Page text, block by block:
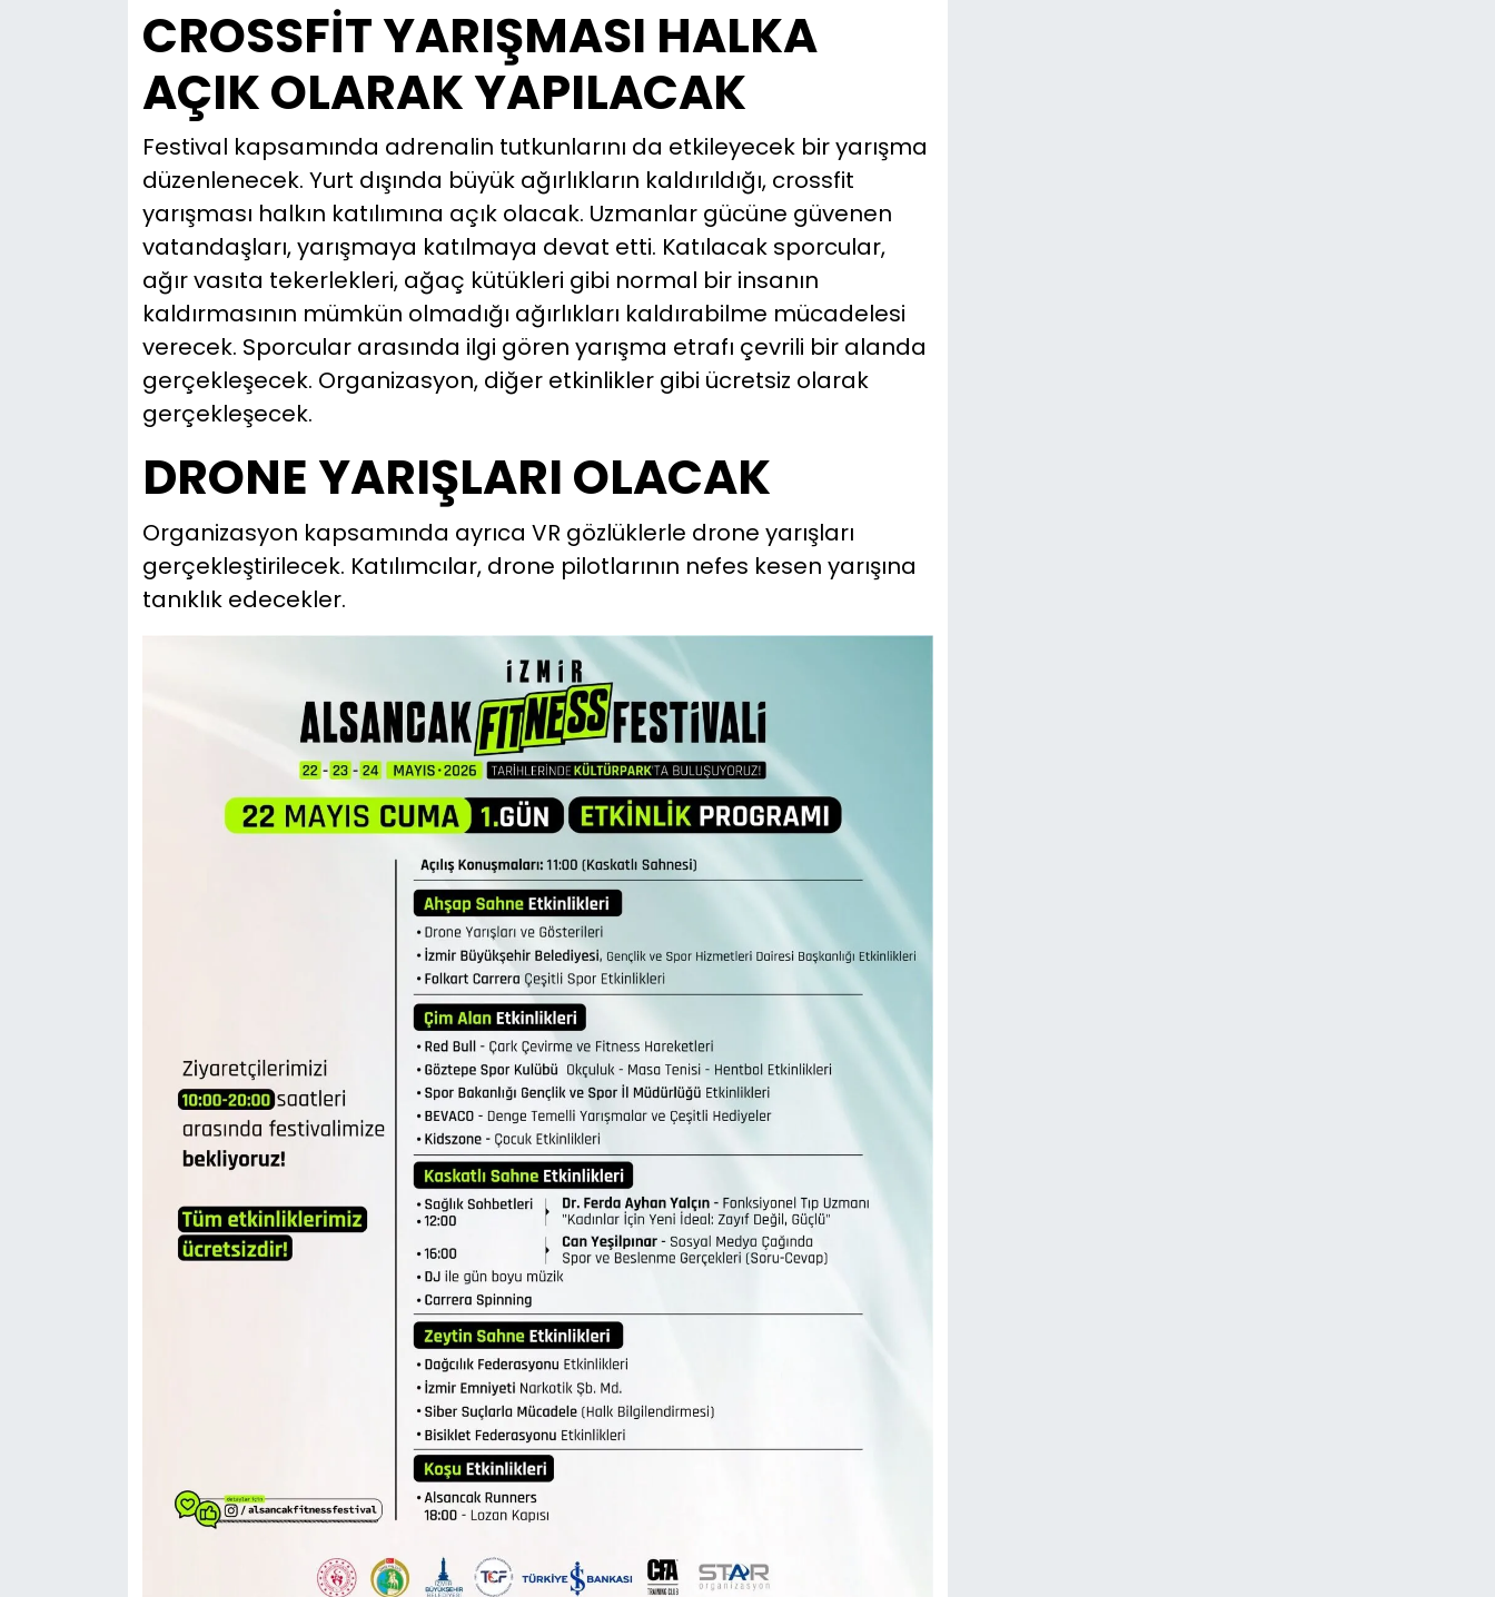
CROSSFİT YARIŞMASI HALKA
AÇIK OLARAK YAPILACAK
Festival kapsamında adrenalin tutkunlarını da etkileyecek bir yarışma
düzenlenecek. Yurt dışında büyük ağırlıkların kaldırıldığı, crossfit
yarışması halkın katılımına açık olacak. Uzmanlar gücüne güvenen
vatandaşları, yarışmaya katılmaya devat etti. Katılacak sporcular,
ağır vasıta tekerlekleri, ağaç kütükleri gibi normal bir insanın
kaldırmasının mümkün olmadığı ağırlıkları kaldırabilme mücadelesi
verecek. Sporcular arasında ilgi gören yarışma etrafı çevrili bir alanda
gerçekleşecek. Organizasyon, diğer etkinlikler gibi ücretsiz olarak
gerçekleşecek.
DRONE YARIŞLARI OLACAK
Organizasyon kapsamında ayrıca VR gözlüklerle drone yarışları
gerçekleştirilecek. Katılımcılar, drone pilotlarının nefes kesen yarışına
tanıklık edecekler.